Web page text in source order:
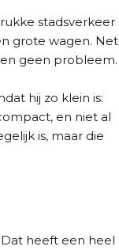
stadsverkeer
grote wagen. Net
geen probleem.
hij zo klein is:
en niet al
is, maar die
heeft een heel